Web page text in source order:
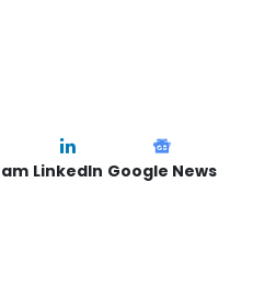
LinkedIn Google News